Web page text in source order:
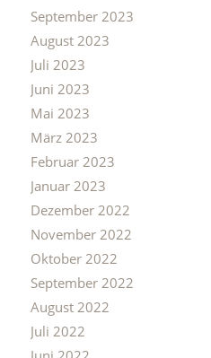
September 2023
August 2023
Juli 2023
Juni 2023
Mai 2023
März 2023
Februar 2023
Januar 2023
Dezember 2022
November 2022
Oktober 2022
September 2022
August 2022
Juli 2022